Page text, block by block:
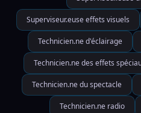
Superviseur.euse effets visuels
Technicien.ne d'éclairage
Technicien.ne des effets
Technicien.ne du spectacle
Technicien.ne radio